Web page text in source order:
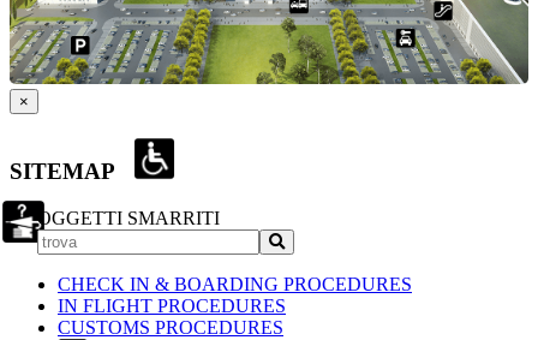
×
SITEMAP
OGGETTI SMARRITI
CHECK IN & BOARDING PROCEDURES
IN FLIGHT PROCEDURES
CUSTOMS PROCEDURES